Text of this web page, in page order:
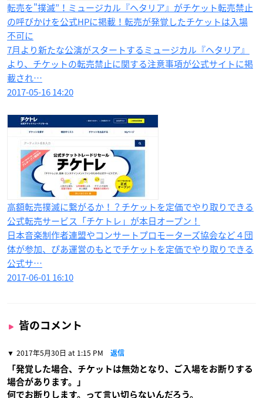
転売を"撲滅”！ミュージカル『ヘタリア』がチケット転売禁止
の呼びかけを公式HPに掲載！転売が発覚したチケットは入場
不可に
7月より新たな公演がスタートするミュージカル『ヘタリア』
より、チケットの転売禁止に関する注意事項が公式サイトに掲
載され…
2017-05-16 14:20
高額転売撲滅に繋がるか！？チケットを定価でやり取りできる
公式転売サービス「チケトレ」が本日オープン！
日本音楽制作者連盟やコンサートプロモーターズ協会など４団
体が参加、ぴあ運営のもとでチケットを定価でやり取りできる
公式サ…
2017-06-01 16:10
皆のコメント
2017年5月30日 at 1:15 PM 返信
「発覚した場合、チケットは無効となり、ご入場をお断りする
場合があります。」
何でお断りします。って言い切らないんだろう。